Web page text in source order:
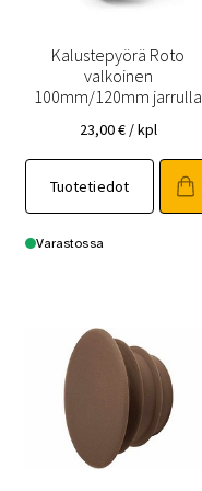
Kalustepyörä Roto
valkoinen
100mm/120mm jarrulla
23,00€ / kpl
Tuotetiedot
Varastossa